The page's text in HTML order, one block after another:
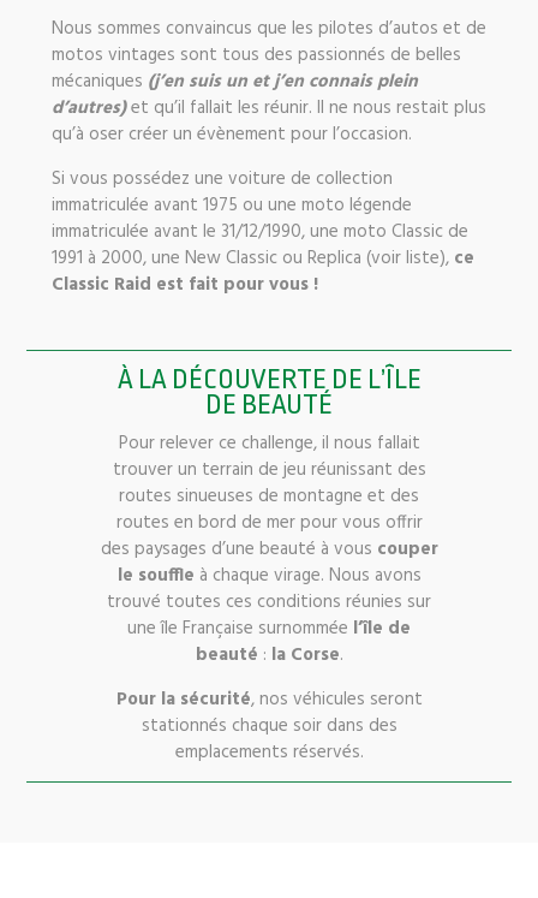
Nous sommes convaincus que les pilotes d’autos et de
motos vintages sont tous des passionnés de belles
mécaniques (j’en suis un et j’en connais plein
d’autres)et qu’il fallait les réunir. Il ne nous restait plus
qu’à oser créer un évènement pour l’occasion.
Si vous possédez une voiture de collection
immatriculée avant 1975 ou une moto légende
immatriculée avant le 31/12/1990, une moto Classic de
1991 à 2000, une New Classic ou Replica (voir liste), ce
Classic Raid est fait pour vous !
À LA DÉCOUVERTE DE L’ÎLE
DE BEAUTÉ
Pour relever ce challenge, il nous fallait
trouver un terrain de jeu réunissant des
routes sinueuses de montagne et des
routes en bord de mer pour vous offrir
des paysages d’une beauté à vous couper
le souffle à chaque virage. Nous avons
trouvé toutes ces conditions réunies sur
une île Française surnommée l’île de
beauté : la Corse.
Pour la sécurité, nos véhicules seront
stationnés chaque soir dans des
emplacements réservés.